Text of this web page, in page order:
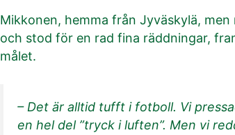
Mikkonen, hemma från Jyväskylä,
och stod för en rad fina räddningar,
målet.
– Det är alltid tufft i fotboll. Vi
en hel del ”tryck i luften”. Men vi